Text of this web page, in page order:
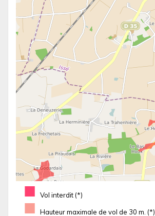
■ Vol interdit (*)
■ Hauteur maximale de vol de 30 m. (*)